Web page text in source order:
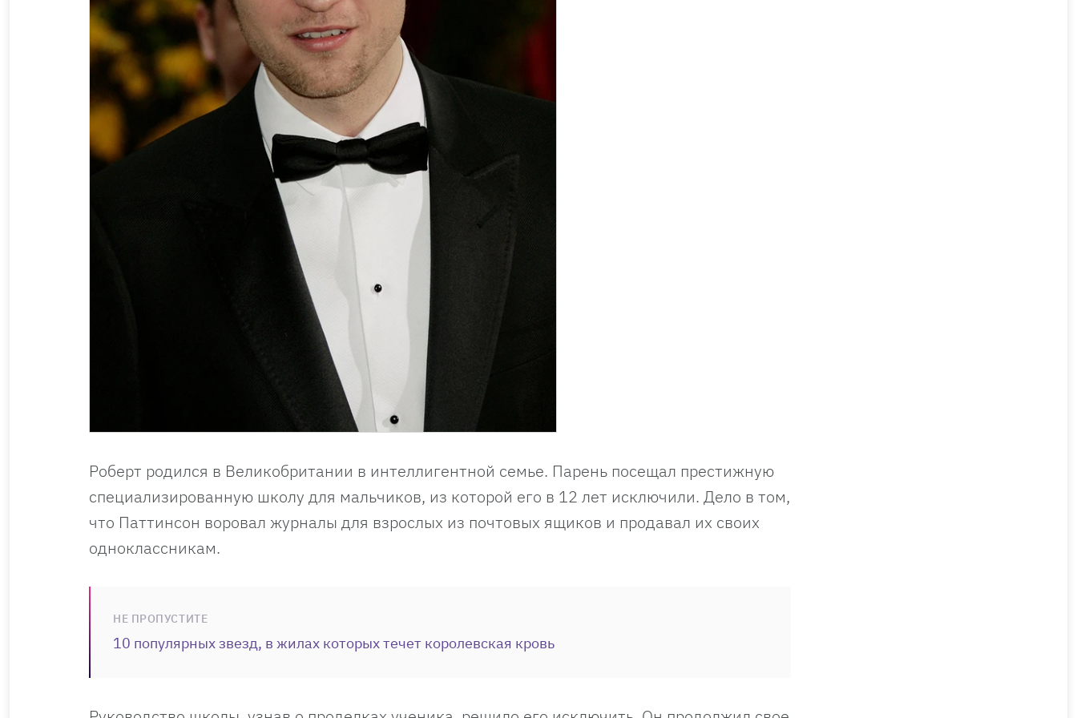
Роберт родился в Великобритании в интеллигентной семье. Парень посещал престижную
специализированную школу для мальчиков, из которой его в 12 лет исключили. Дело в том,
что Паттинсон воровал журналы для взрослых из почтовых ящиков и продавал их своих
одноклассникам.
НЕ ПРОПУСТИТЕ
10 популярных звезд, в жилах которых течет королевская кровь